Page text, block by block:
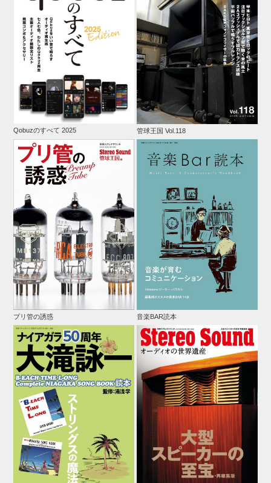
Qobuzのすべて 2025 管球王国 Vol.118
プリ管の誘惑 音楽BAR読本